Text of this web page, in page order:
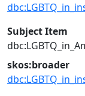
Subject Item
skos:broader